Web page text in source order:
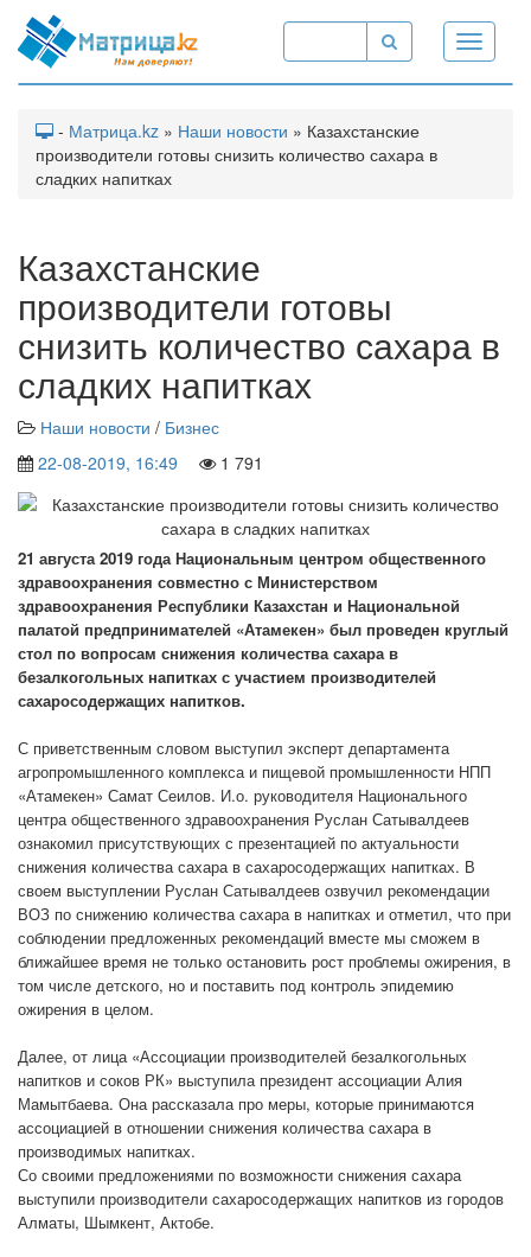
Toggle
- Матрица.kz » Наши новости » Казахстанские
производители готовы снизить количество сахара в
сладких напитках
Казахстанские
производители готовы
снизить количество сахара в
сладких напитках
Наши новости / Бизнес
22-08-2019, 16:49
1 791
21 августа 2019 года Национальным центром общественного
здравоохранения совместно с Министерством
здравоохранения Республики Казахстан и Национальной
палатой предпринимателей «Атамекен» был проведен круглый
стол по вопросам снижения количества сахара в
безалкогольных напитках с участием производителей
сахаросодержащих напитков.
С приветственным словом выступил эксперт департамента
агропромышленного комплекса и пищевой промышленности НПП
«Атамекен» Самат Сеилов. И.о. руководителя Национального
центра общественного здравоохранения Руслан Сатывалдеев
ознакомил присутствующих с презентацией по актуальности
снижения количества сахара в сахаросодержащих напитках. В
своем выступлении Руслан Сатывалдеев озвучил рекомендации
ВОЗ по снижению количества сахара в напитках и отметил, что при
соблюдении предложенных рекомендаций вместе мы сможем в
ближайшее время не только остановить рост проблемы ожирения, в
том числе детского, но и поставить под контроль эпидемию
ожирения в целом.
Далее, от лица «Ассоциации производителей безалкогольных
напитков и соков РК» выступила президент ассоциации Алия
Мамытбаева. Она рассказала про меры, которые принимаются
ассоциацией в отношении снижения количества сахара в
производимых напитках.
Со своими предложениями по возможности снижения сахара
выступили производители сахаросодержащих напитков из городов
Алматы, Шымкент, Актобе.